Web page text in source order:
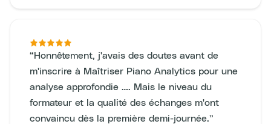
“Honnêtement, j'avais des doutes avant de
m'inscrire à Maîtriser Piano Analytics pour une
analyse approfondie …. Mais le niveau du
formateur et la qualité des échanges m'ont
convaincu dès la première demi-journée.”